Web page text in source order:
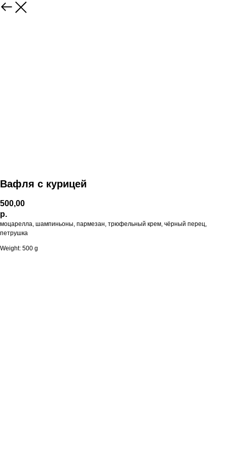
Вафля с курицей
500,00
р.
моцарелла, шампиньоны, пармезан, трюфельный крем, чёрный перец,
петрушка
Weight: 500 g